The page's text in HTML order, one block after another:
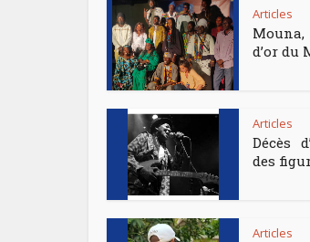
Articles
d’or du
Articles
Décès
des
Articles